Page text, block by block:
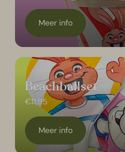
Meer info
Beachballset
€11,95
Meer info